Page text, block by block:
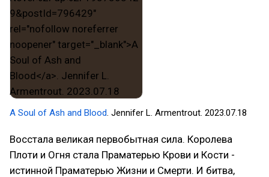
A Soul of Ash and Blood. Jennifer L. Armentrout. 2023.07.18
Восстала великая первобытная сила. Королева
Плоти и Огня стала Праматерью Крови и Кости -
истинной Праматерью Жизни и Смерти. И битва,